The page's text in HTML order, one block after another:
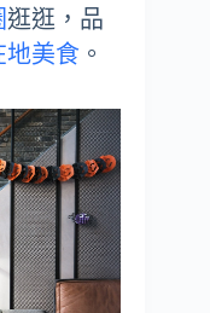
逛逛，品
地美食 。